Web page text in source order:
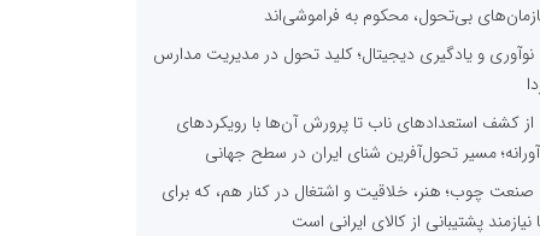
بی‌تحول، محکوم به فراموشی‌اند
نوآوری و یادگیری دیجیتال؛ کلید تحول در مدیریت مدارس
از کشف استعدادهای ناب تا پرورش آن‌ها با رویکردهای
مسیر تحول‌آفرین شنای ایران در سطح جهانی
صنعت چوب؛ هنر، خلاقیت و اشتغال در کنار هم، که برای
نیازمند پشتیبانی از کالای ایرانی است